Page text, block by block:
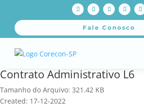
Fale Conosco
Contrato Administrativo L6
Tamanho do Arquivo: 321.42 KB
Created: 17-12-2022